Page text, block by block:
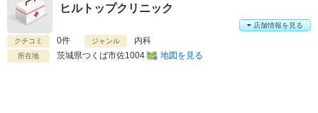
ヒルトップクリニック
クチコミ 0件 ジャンル 内科
所在地 茨城県つくば市佐1004 地図を見る
店舗情報を見る